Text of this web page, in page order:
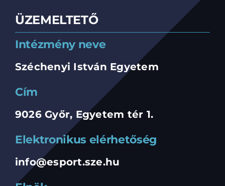
Események
Kapcsolat
Teremfoglaltság
ÜZEMELTETŐ
Intézmény neve
Széchenyi István Egyetem
Cím
9026 Győr, Egyetem tér 1.
Elektronikus elérhetőség
info@esport.sze.hu